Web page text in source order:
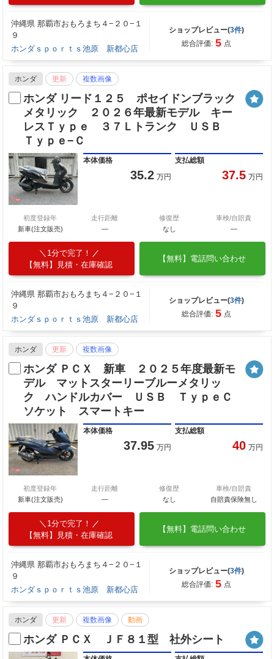
沖縄県 那覇市おもろまち４−２０−１
９
ホンダｓｐｏｒｔｓ池原 新都心店
ショップレビュー(3件)
総合評価: 5 点
ホンダ 更新 複数画像
ホンダ リード１２５ ポセイドンブラック
メタリック ２０２６年最新モデル キー
レスＴｙｐｅ ３７Ｌトランク ＵＳＢ
Ｔｙｐｅ−Ｃ
本体価格
35.2 万円
支払総額
37.5 万円
初度登録年
新車(注文販売)
走行距離
―
修復歴
なし
車検/自賠責
―
1分で完了！
【無料】見積・在庫確認
【無料】電話問い合わせ
沖縄県 那覇市おもろまち４−２０−１
９
ホンダｓｐｏｒｔｓ池原 新都心店
ショップレビュー(3件)
総合評価: 5 点
ホンダ 更新 複数画像
ホンダ ＰＣＸ 新車 ２０２５年度最新モ
デル マットスターリーブルーメタリッ
ク ハンドルカバー ＵＳＢ ＴｙｐｅＣ
ソケット スマートキー
本体価格
37.95 万円
支払総額
40 万円
初度登録年
新車(注文販売)
走行距離
―
修復歴
なし
車検/自賠責
自賠責保険無し
1分で完了！
【無料】見積・在庫確認
【無料】電話問い合わせ
沖縄県 那覇市おもろまち４−２０−１
９
ホンダｓｐｏｒｔｓ池原 新都心店
ショップレビュー(3件)
総合評価: 5 点
ホンダ 更新 複数画像 動画
ホンダ ＰＣＸ ＪＦ８１型 社外シート